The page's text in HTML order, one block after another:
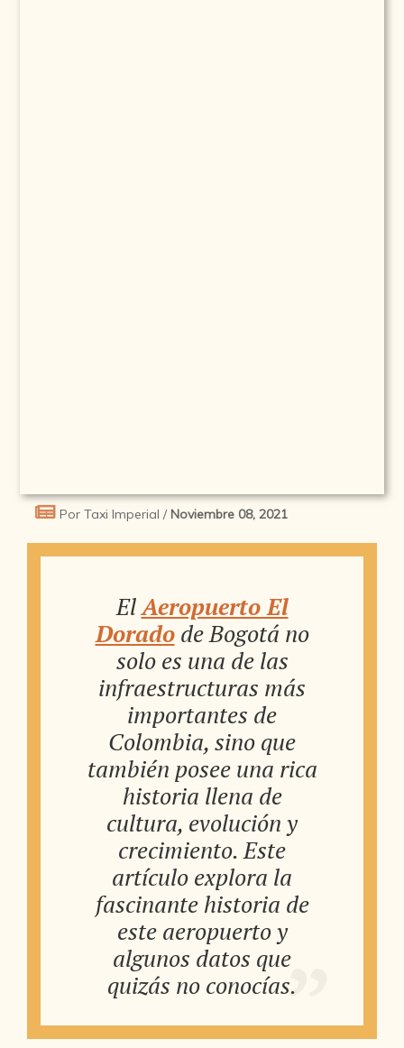
Por Taxi Imperial / Noviembre 08, 2021
ElAeropuerto El
Doradode Bogotá no
solo es una de las
infraestructuras más
importantes de
Colombia, sino que
también posee una rica
historia llena de
cultura, evolución y
crecimiento. Este
artículo explora la
fascinante historia de
este aeropuerto y
algunos datos que
quizás no conocías.